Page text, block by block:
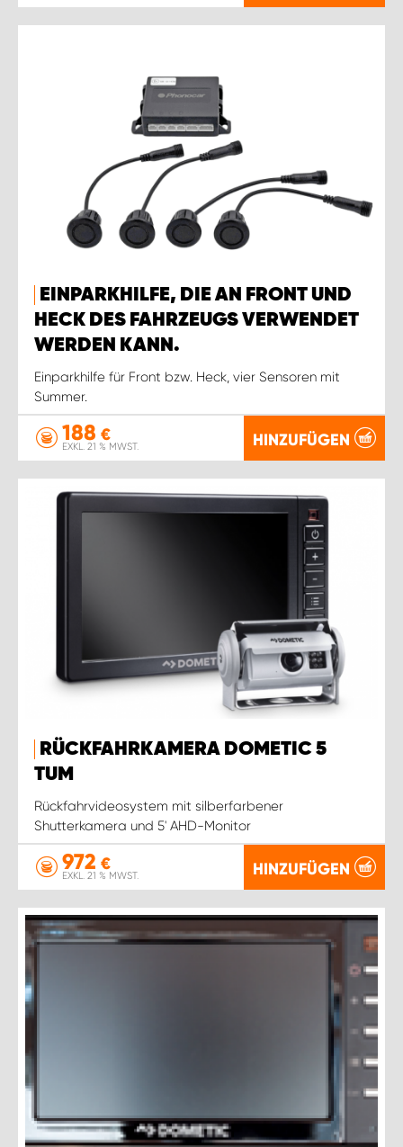
EINPARKHILFE, DIE AN FRONT UND
HECK DES FAHRZEUGS VERWENDET
WERDEN KANN.
Einparkhilfe für Front bzw. Heck, vier Sensoren mit
Summer.
188 €
EXKL. 21 % MWST. HINZUFÜGEN
RÜCKFAHRKAMERA DOMETIC 5
TUM
Rückfahrvideosystem mit silberfarbener
Shutterkamera und 5' AHD-Monitor
972 €
EXKL. 21 % MWST. HINZUFÜGEN